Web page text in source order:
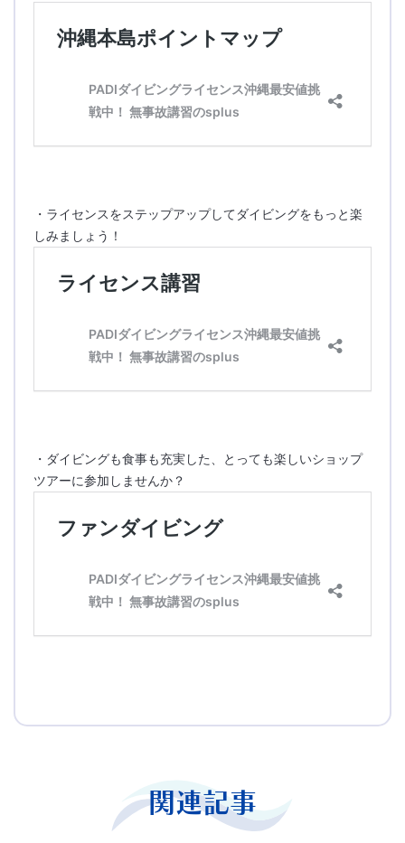
・ライセンスをステップアップしてダイビングをもっと楽
しみましょう！
・ダイビングも食事も充実した、とっても楽しいショップ
ツアーに参加しませんか？
関連記事